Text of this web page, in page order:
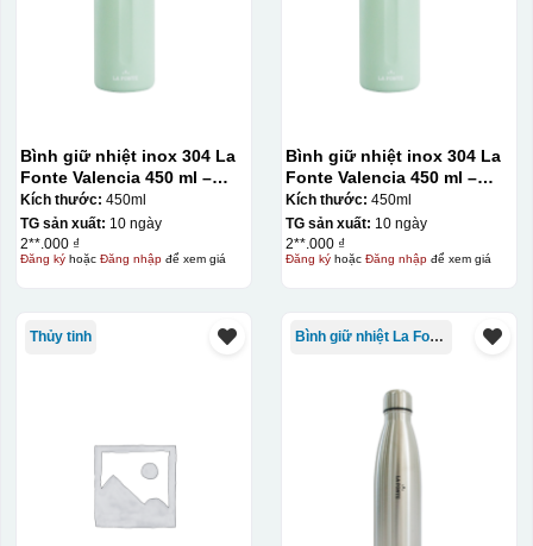
Bình giữ nhiệt inox 304 La
Fonte Valencia 450 ml –
012355
Kích thước: 450ml
TG sản xuất: 10 ngày
2**.000 ₫
Đăng kýhoặc Đăng nhậpđể xem giá
Bình giữ nhiệt inox 304 La
Fonte Valencia 450 ml –
012355
Kích thước: 450ml
TG sản xuất: 10 ngày
2**.000 ₫
Đăng kýhoặc Đăng nhậpđể xem giá
Thủy tinh Bình giữ nhiệt La Fonte